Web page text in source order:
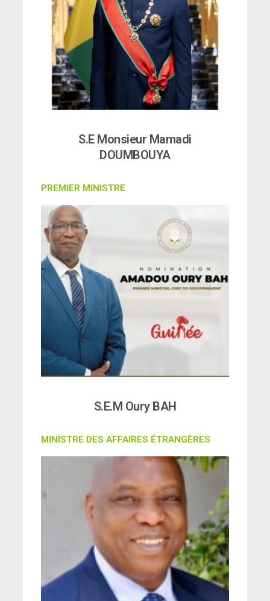
S.E Monsieur Mamadi
DOUMBOUYA
PREMIER MINISTRE
S.E.M Oury BAH
MINISTRE DES AFFAIRES ÉTRANGÈRES